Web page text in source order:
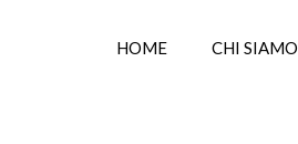
HOME CHI SIAMO